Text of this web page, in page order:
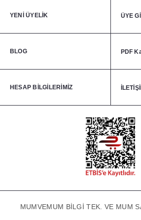
YENİ ÜYELİK ÜYE
BLOG PDF
HESAP BİLGİLERİMİZ
MUMVEMUM BİLGİ TEK. VE MUM